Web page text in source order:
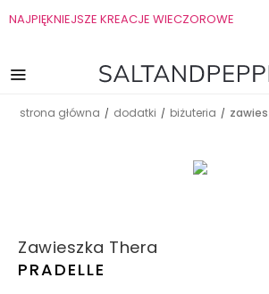
NAJPIĘKNIEJSZE KREACJE WIECZOROWE
strona główna / dodatki / biżuteria /
Zawieszka Thera
PRADELLE